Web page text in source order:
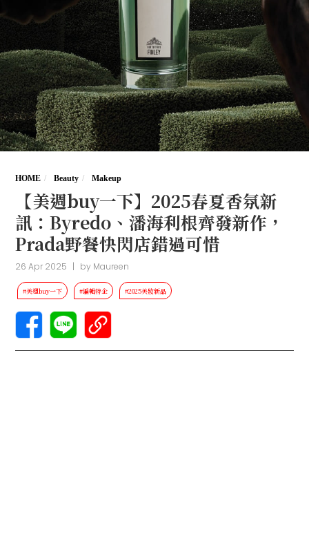
HOME Beauty Makeup
【美週buy一下】2025春夏香氛新
訊：Byredo、潘海利根齊發新作，
Prada野餐快閃店錯過可惜
26 Apr 2025 | by Maureen
#美週buy一下 #編輯特企 #2025美妝新品